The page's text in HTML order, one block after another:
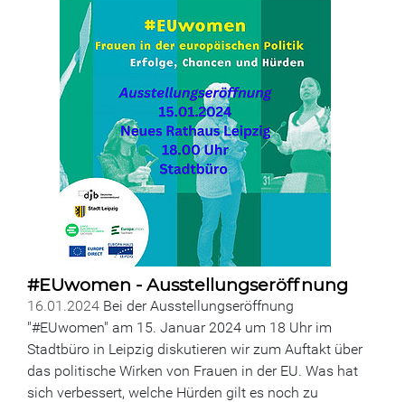
#EUwomen - Ausstellungseröffnung
16.01.2024 Bei der Ausstellungseröffnung
"#EUwomen" am 15. Januar 2024 um 18 Uhr im
Stadtbüro in Leipzig diskutieren wir zum Auftakt über
das politische Wirken von Frauen in der EU. Was hat
sich verbessert, welche Hürden gilt es noch zu